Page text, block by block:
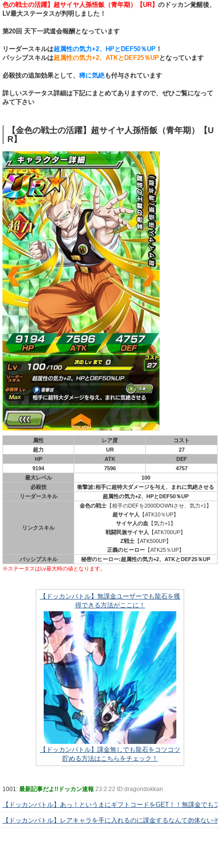
色の戦士の活躍】超サイヤ人孫悟飯（青年期）【UR】 のドッカン覚醒後、
LV最大ステータスが判明しました！
第20回 天下一武道会報酬となっています
リーダースキルは超属性の気力+2、HPとDEF50％UP ！
パッシブスキルは超属性の気力+2、ATKとDEF25％UPとなっています
必殺技の追加効果として、 稀に気絶も付与されています
詳しいステータス詳細は下記にまとめてありますので、ぜひご覧になって
みて下さい
【金色の戦士の活躍】超サイヤ人孫悟飯（青年期）【U
R】
属性 レア度
コスト
超力
UR
27
HP
ATK
DEF
9194
7596
4757
最大レベル
100
必殺技
衝撃波:相手に超特大ダメージを与え、まれに気絶させる
リーダースキル
超属性の気力+2、HPとDEF50％UP
リンクスキル
金色の戦士 【相手のDEFを2000DOWNさせ、気力+1】
超サイヤ人 【ATK10％UP】
サイヤ人の血【気力+1】
戦闘民族サイヤ人 【ATK700UP】
Z戦士【ATK500UP】
正義のヒーロー 【ATK25％UP】
パッシブスキル
秘密のヒーロー:超属性の気力+2、ATKとDEF25％UP
※ステータスはLv最大時の値となります。
【ドッカンバトル】無課金ユーザーでも龍石を獲
得できる方法がここに！
【ドッカンバトル】課金無しでも龍石をコツコツ
貯める方法はこちらをチェック！
1001: 最新記事だよ!!ドッカン速報 23:2:22 ID:dragondokkan
【ドッカンバトル】あっ！というまにギフトコードをGET！！無課金でも
【ドッカンバトル】レアキャラを手に入れるのに課金するなんて勿体ない